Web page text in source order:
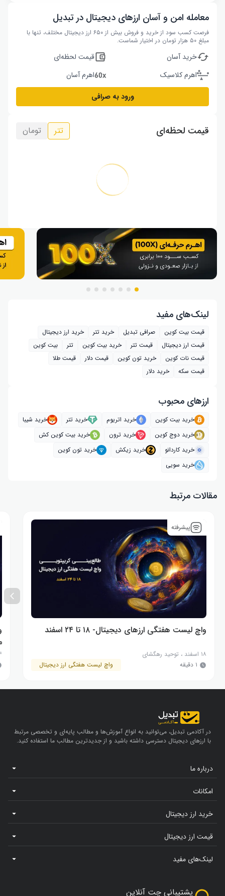
معامله امن و آسان ارزهای دیجیتال در تبدیل
فرصت کسب سود از خرید و فروش بیش از ۶۵۰ ارز دیجیتال مختلف، تنها با
مبلغ ۵۰ هزار تومان در اختیار شماست.
خرید آسان
قیمت لحظه‌ای
اهرم کلاسیک
اهرم آسان
ورود به صرافی
قیمت لحظه‌ای تتر تومان
لینک‌های مفید
قیمت بیت کوین صرافی تبدیل خرید تتر
خرید ارز دیجیتال
قیمت ارز دیجیتال
قیمت تتر خرید بیت‌ کوین تتر
بیت کوین
قیمت نات کوین
خرید تون کوین قیمت دلار
قیمت طلا
قیمت سکه
خرید دلار
ارز‌های محبوب
خرید بیت کوین خرید اتریوم خرید تتر
خرید شیبا
خرید دوج کوین
خرید ترون
خرید بیت کوین کش
خرید کاردانو
خرید زیکش
خرید تون کوین
خرید سویی
مقالات مرتبط
پیشرفته
واچ لیست هفتگی ارزهای دیجیتال- ۱۸ تا ۲۴ اسفند
۱۸ اسفند ، توحید رهگشای
۱ دقیقه
واچ لیست هفتگی ارز دیجیتال
۴
در آکادمی تبدیل، می‌توانید به انواع آموزش‌ها و مطالب پایه‌ای و تخصصی مرتبط
با ارزهای دیجیتال دسترسی داشته باشید و از جدیدترین مطالب ما استفاده کنید.
درباره ما
امکانات
خرید ارز دیجیتال
قیمت ارز دیجیتال
لینک‌های مفید
پشتیبانی چت آنلاین